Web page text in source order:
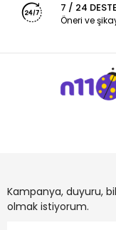
7 / 24
Öneri ve
Kampanya, duyuru,
olmak istiyorum.